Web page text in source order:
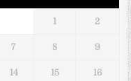
1 2
7 8 9
14 15 16